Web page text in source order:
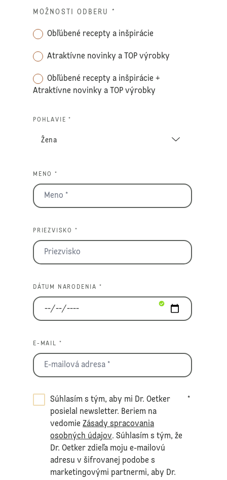
MOŽNOSTI ODBERU *
Obľúbené recepty a inšpirácie
Atraktívne novinky a TOP výrobky
Obľúbené recepty a inšpirácie +
Atraktívne novinky a TOP výrobky
POHLAVIE *
MENO *
PRIEZVISKO *
DÁTUM NARODENIA *
E-MAIL *
Súhlasím s tým, aby mi Dr. Oetker
posielal newsletter. Beriem na
vedomieZásady spracovania
osobných údajov. Súhlasím s tým, že
Dr. Oetker zdieľa moju e-mailovú
adresu v šifrovanej podobe s
marketingovými partnermi, aby Dr.
*